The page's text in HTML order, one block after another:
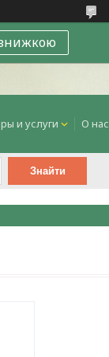
и услуги О нас
Знайти